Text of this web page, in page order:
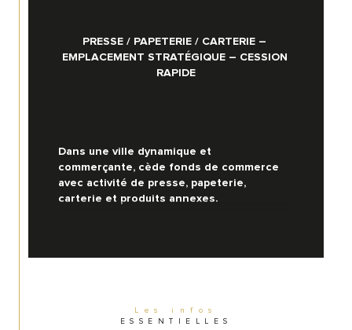
Les infos
ESSENTIELLES
PRESSE / PAPETERIE / CARTERIE –
EMPLACEMENT STRATÉGIQUE – CESSION
RAPIDE
Dans une ville dynamique et
commerçante, cède fonds de commerce
avec activité de presse, papeterie,
carterie et produits annexes.